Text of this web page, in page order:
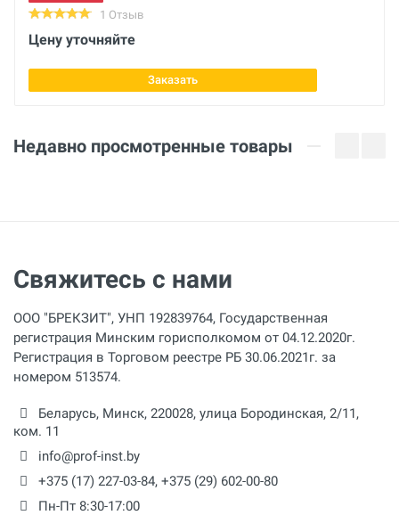
1 Отзыв
Цену уточняйте
Заказать
Недавно просмотренные товары
Свяжитесь с нами
ООО "БРЕКЗИТ", УНП 192839764, Государственная
регистрация Минским горисполкомом от 04.12.2020г.
Регистрация в Торговом реестре РБ 30.06.2021г. за
номером 513574.
Беларусь, Минск, 220028, улица Бородинская, 2/11,
ком. 11
info@prof-inst.by
+375 (17) 227-03-84, +375 (29) 602-00-80
Пн-Пт 8:30-17:00